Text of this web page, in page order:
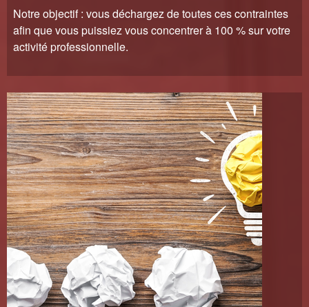
Notre objectif : vous déchargez de toutes ces contraintes
afin que vous puissiez vous concentrer à 100 % sur votre
activité professionnelle.